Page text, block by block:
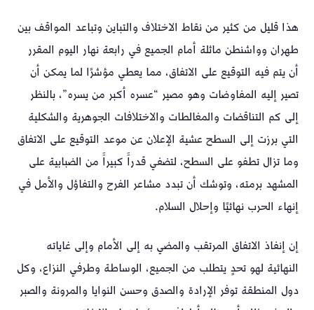
هذا قليل من كثير من نقاط الاختلاف والتباين وتباعد المواقف بين
طهران وواشنطن ماثلة أمام الجميع في رابعة نهار اليوم المقرر
أن يتم فيه التوقيع على الاتفاق، مما يعطي مؤشرًا لما يمكن أن
تصير إليه المفاوضات وهو مصير “عسره أكبر من يسره”، بالنظر
إلى كم التناقضات والمغالطات والاختلافات الجوهرية والشكلية
التي برزت إلى السطح عشية الإعلان عن موعد التوقيع على الاتفاق
وما تزال تطفو على السطح، لتضفي قدراََ كبيراََ من الضبابية على
المشهد برمته، وتوشك أن تبدد مشاعر الفرح والتفاؤل والأمل في
إنهاء الحرب نهائيًا وإحلال السلام.
إن إنفاذ الاتفاق المرتقب والمضي به إلى الأمام وإلى غاياته
النهائية لهو تحدٍ يتطلب من الجميع، الوساطة وطرفي النزاع، وكل
دول المنطقة توفر الإرادة والصدق وحسن النوايا والمرونة والصبر